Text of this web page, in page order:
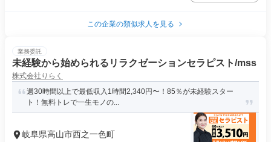
この企業の類似求人を見る
業務委託
未経験から始められるリラクゼーションセラピスト/mss
株式会社りらく
週30時間以上で最低収入1時間2,340円〜！85％が未経験スター
ト！無料トレで一生モノの...
岐阜県高山市西之一色町